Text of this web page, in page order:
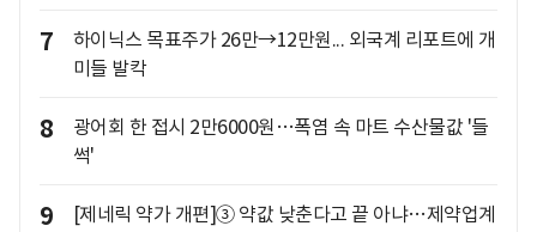
7
하이닉스 목표주가 26만→12만원... 외국계 리포트에 개
미들 발칵
8
광어회 한 접시 2만6000원…폭염 속 마트 수산물값 '들
썩'
9
[제네릭 약가 개편]③ 약값 낮춘다고 끝 아냐…제약업계